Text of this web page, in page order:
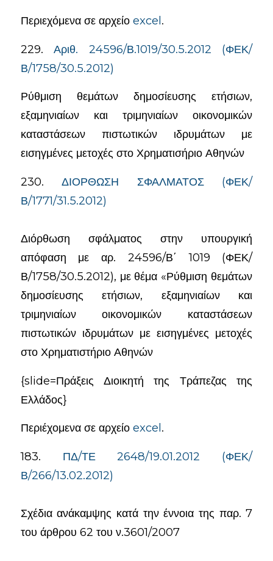
Περιεχόμενα σε αρχείο excel.
229.Αριθ. 24596/Β.1019/30.5.2012 (ΦΕΚ/
Β/1758/30.5.2012)
Ρύθμιση θεμάτων δημοσίευσης ετήσιων,
εξαμηνιαίων και τριμηνιαίων οικονομικών
καταστάσεων πιστωτικών ιδρυμάτων με
εισηγμένες μετοχές στο Χρηματισήριο Αθηνών
230.ΔΙΟΡΘΩΣΗ ΣΦΑΛΜΑΤΟΣ (ΦΕΚ/
Β/1771/31.5.2012)
Διόρθωση σφάλματος στην υπουργική
απόφαση με αρ. 24596/Β΄ 1019 (ΦΕΚ/
Β/1758/30.5.2012), με θέμα «Ρύθμιση θεμάτων
δημοσίευσης ετήσιων, εξαμηνιαίων και
τριμηνιαίων οικονομικών καταστάσεων
πιστωτικών ιδρυμάτων με εισηγμένες μετοχές
στο Χρηματιστήριο Αθηνών
{slide=Πράξεις Διοικητή της Τράπεζας της
Ελλάδος}
Περιέχομενα σε αρχείο excel.
183. ΠΔ/ΤΕ 2648/19.01.2012 (ΦΕΚ/
Β/266/13.02.2012)
Σχέδια ανάκαμψης κατά την έννοια της παρ. 7
του άρθρου 62 του ν.3601/2007